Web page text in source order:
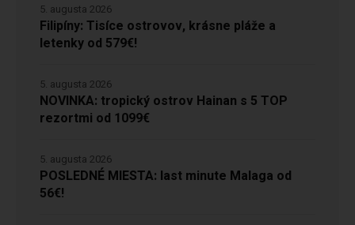
Filipíny: Tisíce ostrovov, krásne pláže a
letenky od 579€!
5. augusta 2026
NOVINKA: tropický ostrov Hainan s 5 TOP
rezortmi od 1099€
5. augusta 2026
POSLEDNÉ MIESTA: last minute Malaga od
56€!
5. augusta 2026